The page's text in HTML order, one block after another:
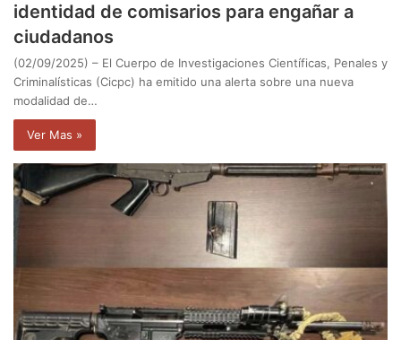
identidad de comisarios para engañar a
ciudadanos
(02/09/2025) – El Cuerpo de Investigaciones Científicas, Penales y
Criminalísticas (Cicpc) ha emitido una alerta sobre una nueva
modalidad de…
Ver Mas »